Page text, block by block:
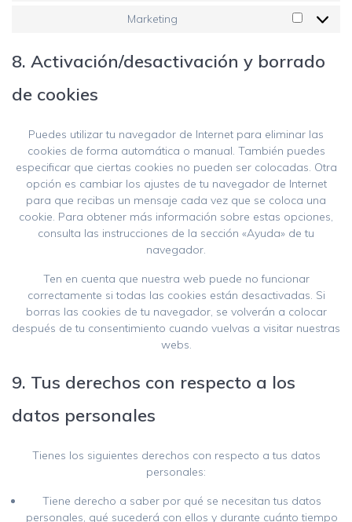
Marketing
8. Activación/desactivación y borrado
de cookies
Puedes utilizar tu navegador de Internet para eliminar las
cookies de forma automática o manual. También puedes
especificar que ciertas cookies no pueden ser colocadas. Otra
opción es cambiar los ajustes de tu navegador de Internet
para que recibas un mensaje cada vez que se coloca una
cookie. Para obtener más información sobre estas opciones,
consulta las instrucciones de la sección «Ayuda» de tu
navegador.
Ten en cuenta que nuestra web puede no funcionar
correctamente si todas las cookies están desactivadas. Si
borras las cookies de tu navegador, se volverán a colocar
después de tu consentimiento cuando vuelvas a visitar nuestras
webs.
9. Tus derechos con respecto a los
datos personales
Tienes los siguientes derechos con respecto a tus datos
personales:
Tiene derecho a saber por qué se necesitan tus datos
personales, qué sucederá con ellos y durante cuánto tiempo